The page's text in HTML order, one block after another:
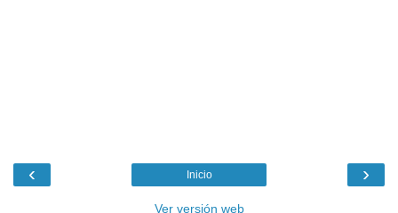
‹ ›
Inicio
Ver versión web